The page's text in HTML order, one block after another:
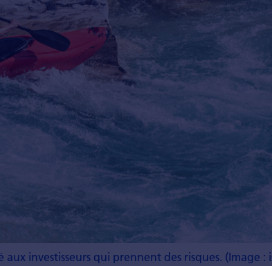
investisseurs qui prennent des risques. (Image